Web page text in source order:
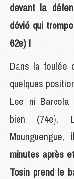
devant la
dévié qui
62e) !
Dans la foulée
quelques
Lee ni Barcola
bien (74e).
Mounguengue,
minutes après
Tosin prend le